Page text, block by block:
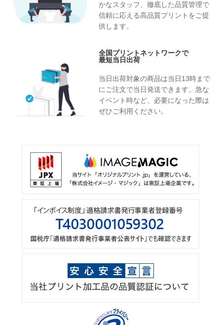
かなスタッフ、徹底した品質管理で
信頼に応える高品質プリントをご提
供します。
全国プリントネットワークで
最短当日出荷
当日出荷対象の商品は当日13時まで
にご注文で当日発送できます。急な
イベント時など、必要になった際は
ぜひご利用ください。